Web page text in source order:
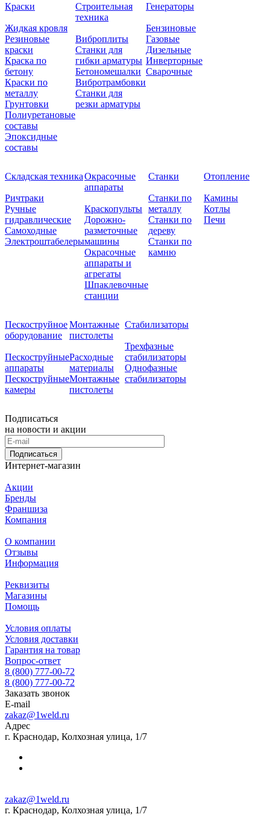
Краски
Жидкая кровля
Резиновые
краски
Краска по
бетону
Краски по
металлу
Грунтовки
Полиуретановые
составы
Эпоксидные
составы
Строительная
техника
Виброплиты
Станки для
гибки арматуры
Бетономешалки
Вибротрамбовки
Станки для
резки арматуры
Генераторы
Бензиновые
Газовые
Дизельные
Инверторные
Сварочные
Складская техника
Ричтраки
Ручные
гидравлические
Самоходные
Электроштабелеры
Окрасочные
аппараты
Краскопульты
Дорожно-
разметочные
машины
Окрасочные
аппараты и
агрегаты
Шпаклевочные
станции
Станки
Станки по
металлу
Станки по
дереву
Станки по
камню
Отопление
Камины
Котлы
Печи
Пескоструйное
оборудование
Пескоструйные
аппараты
Пескоструйные
камеры
Монтажные
пистолеты
Расходные
материалы
Монтажные
пистолеты
Стабилизаторы
Трехфазные
стабилизаторы
Однофазные
стабилизаторы
Подписаться
на новости и акции
Подписаться
Интернет-магазин
Акции
Бренды
Франшиза
Компания
О компании
Отзывы
Информация
Реквизиты
Магазины
Помощь
Условия оплаты
Условия доставки
Гарантия на товар
Вопрос-ответ
8 (800) 777-00-72
8 (800) 777-00-72
Заказать звонок
E-mail
zakaz@1weld.ru
Адрес
г. Краснодар, Колхозная улица, 1/7
zakaz@1weld.ru
г. Краснодар, Колхозная улица, 1/7